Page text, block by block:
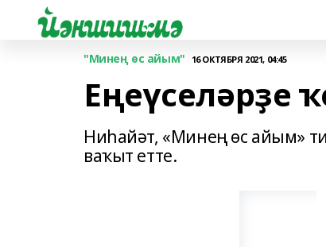
"Минең өс айым" 16 ОКТЯБРЯ 2021, 04:45
Еңеүселәрҙе
Ниһайәт, «Минең өс айым»
ваҡыт етте.